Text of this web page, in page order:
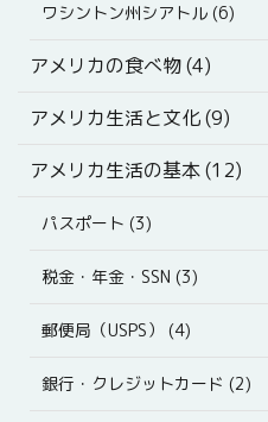
ワシントン州シアトル (6)
アメリカの食べ物 (4)
アメリカ生活と文化 (9)
アメリカ生活の基本 (12)
パスポート (3)
税金・年金・SSN (3)
郵便局（USPS） (4)
銀行・クレジットカード (2)